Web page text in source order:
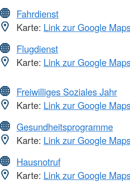
Fahrdienst
Karte: Link zur Google
Flugdienst
Karte: Link zur Google
Freiwilliges Soziales Jahr
Karte: Link zur Google
Gesundheitsprogramme
Karte: Link zur Google
Hausnotruf
Karte: Link zur Google